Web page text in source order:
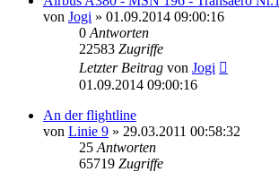
von Jogi » 01.09.2014 09:00:16
0 Antworten
22583 Zugriffe
Letzter Beitrag von Jogi
01.09.2014 09:00:16
An der flightline
von Linie 9 » 29.03.2011 00:58:32
25 Antworten
65719 Zugriffe